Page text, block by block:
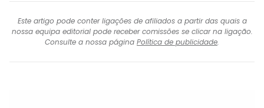
Este artigo pode conter ligações de afiliados a partir das quais a
nossa equipa editorial pode receber comissões se clicar na ligação.
Consulte a nossa página Política de publicidade.